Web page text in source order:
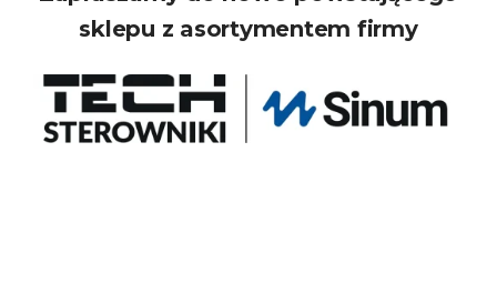
sklepu z asortymentem firmy